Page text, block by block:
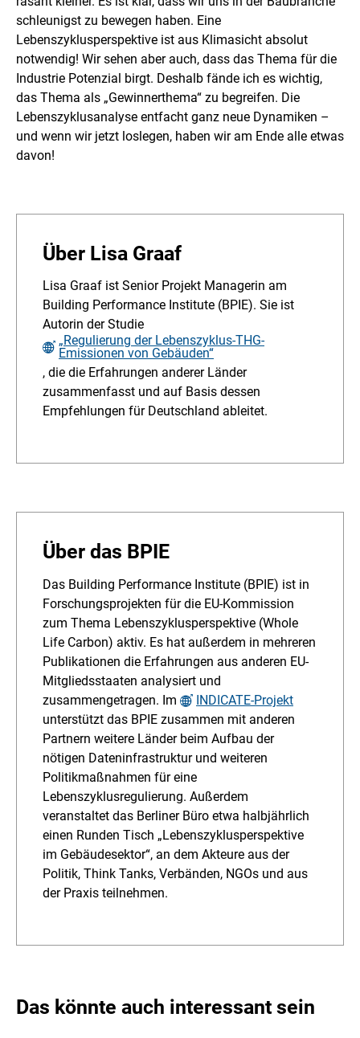
schleunigst zu bewegen haben. Eine
Lebenszyklusperspektive ist aus Klimasicht absolut
notwendig! Wir sehen aber auch, dass das Thema für die
Industrie Potenzial birgt. Deshalb fände ich es wichtig,
das Thema als „Gewinnerthema“ zu begreifen. Die
Lebenszyklusanalyse entfacht ganz neue Dynamiken –
und wenn wir jetzt loslegen, haben wir am Ende alle etwas
davon!
Über Lisa Graaf
Lisa Graaf ist Senior Projekt Managerin am
Building Performance Institute (BPIE). Sie ist
Autorin der Studie
„Regulierung der Lebenszyklus-THG-
Emissionen von Gebäuden“
, die die Erfahrungen anderer Länder
zusammenfasst und auf Basis dessen
Empfehlungen für Deutschland ableitet.
Über das BPIE
Das Building Performance Institute (BPIE) ist in
Forschungsprojekten für die EU-Kommission
zum Thema Lebenszyklusperspektive (Whole
Life Carbon) aktiv. Es hat außerdem in mehreren
Publikationen die Erfahrungen aus anderen EU-
Mitgliedsstaaten analysiert und
zusammengetragen. Im
INDICATE-Projekt
unterstützt das BPIE zusammen mit anderen
Partnern weitere Länder beim Aufbau der
nötigen Dateninfrastruktur und weiteren
Politikmaßnahmen für eine
Lebenszyklusregulierung. Außerdem
veranstaltet das Berliner Büro etwa halbjährlich
einen Runden Tisch „Lebenszyklusperspektive
im Gebäudesektor“, an dem Akteure aus der
Politik, Think Tanks, Verbänden, NGOs und aus
der Praxis teilnehmen.
Das könnte auch interessant sein